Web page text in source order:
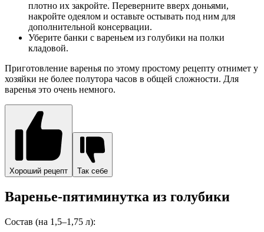
плотно их закройте. Переверните вверх доньями,
накройте одеялом и оставьте остывать под ним для
дополнительной консервации.
Уберите банки с вареньем из голубики на полки
кладовой.
Приготовление варенья по этому простому рецепту отнимет у
хозяйки не более полутора часов в общей сложности. Для
варенья это очень немного.
Хороший рецепт Так себе
Варенье-пятиминутка из голубики
Состав (на 1,5–1,75 л):